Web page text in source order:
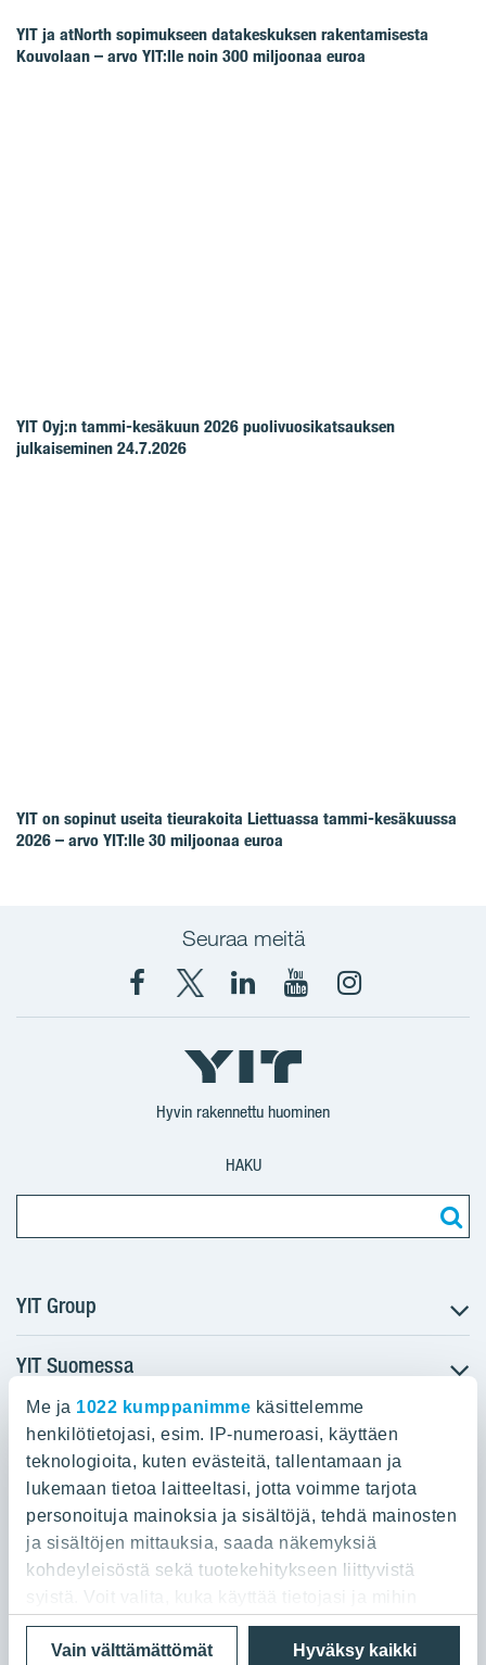
Me ja 1022 kumppanimme käsittelemme
henkilötietojasi, esim. IP-numeroasi, käyttäen
teknologioita, kuten evästeitä, tallentamaan ja
lukemaan tietoa laitteeltasi, jotta voimme tarjota
personoituja mainoksia ja sisältöjä, tehdä mainosten
ja sisältöjen mittauksia, saada näkemyksiä
kohdeyleisöstä sekä tuotekehitykseen liittyvistä
syistä. Voit valita, kuka käyttää tietojasi ja mihin
tarkoituksiin.
Hyväksy kaikki
Vain välttämättömät
YIT ja atNorth sopimukseen datakeskuksen rakentamisesta
Kouvolaan – arvo YIT:lle noin 300 miljoonaa euroa
YIT Oyj:n tammi-kesäkuun 2026 puolivuosikatsauksen
julkaiseminen 24.7.2026
YIT on sopinut useita tieurakoita Liettuassa tammi-kesäkuussa
2026 – arvo YIT:lle 30 miljoonaa euroa
Seuraa meitä
Facebook
X
YIT
Suomi
YIT
Corporation
YIT
Corporation
Instagram
Hyvin rakennettu huominen
HAKU
YIT Group
Tietoa YIT:stä
Töihin meille
Sijoittajat
Projektit
Media
Yhteystiedot
YIT Suomessa
Myytävät asunnot
Vuokrattavat toimitilat
Kiinteistösijoittaminen
Infrarakentaminen
Toimitilarakentaminen
Teollisuusrakentaminen
YIT:n pääkonttori
Panuntie 11, PL 36, 00620 Helsinki
020 433 111
Tietosuoja ja Käyttöehdot Lähetä meille palautetta
Evästeet